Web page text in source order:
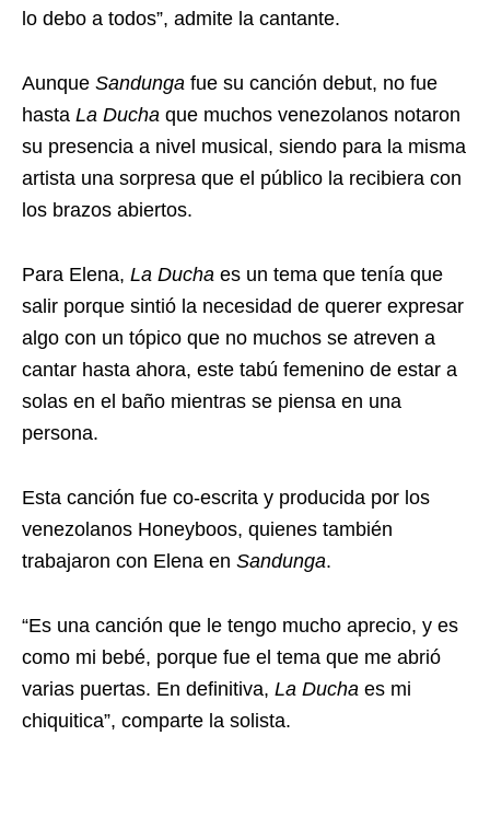
lo debo a todos”, admite la cantante.
Aunque Sandunga fue su canción debut, no fue
hasta La Ducha que muchos venezolanos notaron
su presencia a nivel musical, siendo para la misma
artista una sorpresa que el público la recibiera con
los brazos abiertos.
Para Elena, La Ducha es un tema que tenía que
salir porque sintió la necesidad de querer expresar
algo con un tópico que no muchos se atreven a
cantar hasta ahora, este tabú femenino de estar a
solas en el baño mientras se piensa en una
persona.
Esta canción fue co-escrita y producida por los
venezolanos Honeyboos, quienes también
trabajaron con Elena en Sandunga.
“Es una canción que le tengo mucho aprecio, y es
como mi bebé, porque fue el tema que me abrió
varias puertas. En definitiva, La Ducha es mi
chiquitica”, comparte la solista.